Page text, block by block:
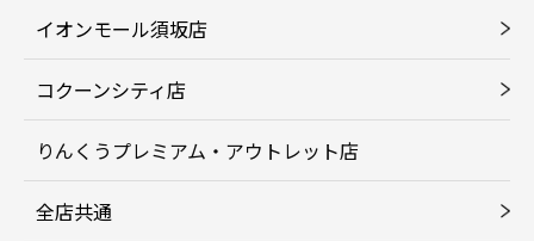
イオンモール須坂店
コクーンシティ店
りんくうプレミアム・アウトレット店
全店共通